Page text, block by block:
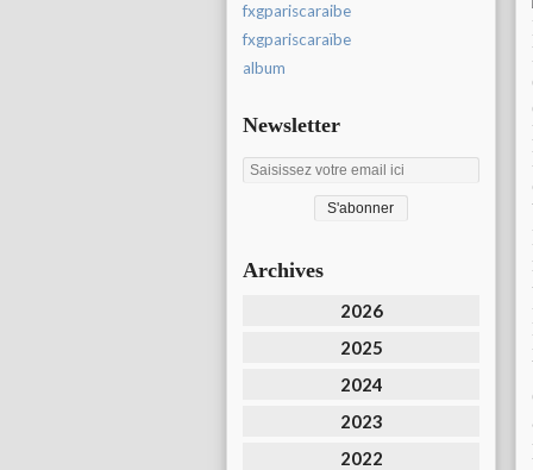
fxgpariscaraibe
fxgpariscaraïbe
album
Newsletter
Archives
2026
2025
2024
2023
2022